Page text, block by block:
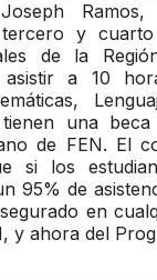
tercero y
de la
asistir a 10
tienen una
de FEN. El
si los
95% de
en
y ahora del